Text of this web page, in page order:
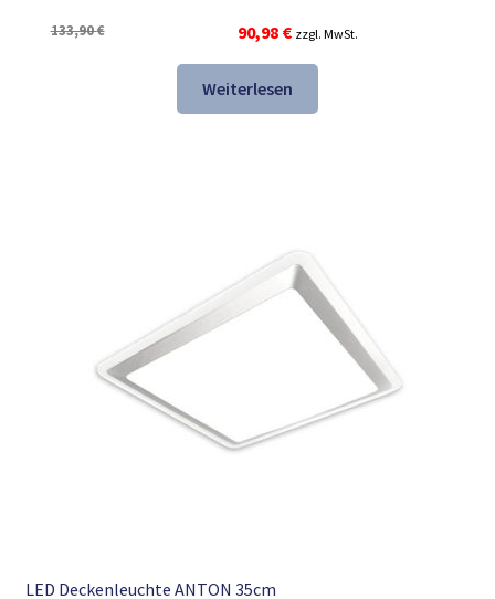
133,90€
Ursprünglicher
Preis
war:
133,90 €
90,98 €Aktueller
Preis
ist:
90,98 €.
zzgl. MwSt.
Weiterlesen
LED Deckenleuchte ANTON 35cm